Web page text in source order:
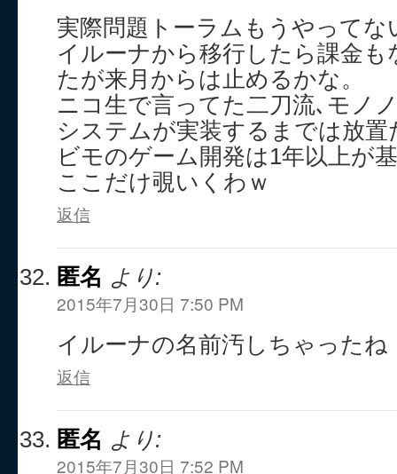
実際問題トーラムもうやってな
イルーナから移行したら課金
たが来月からは止めるかな。
ニコ生で言ってた二刀流､モノ
システムが実装するまでは放置
ビモのゲーム開発は1年以上が
ここだけ覗いくわｗ
返信
匿名 より:
2015年7月30日 7:50 PM
イルーナの名前汚しちゃったね
返信
匿名 より:
2015年7月30日 7:52 PM